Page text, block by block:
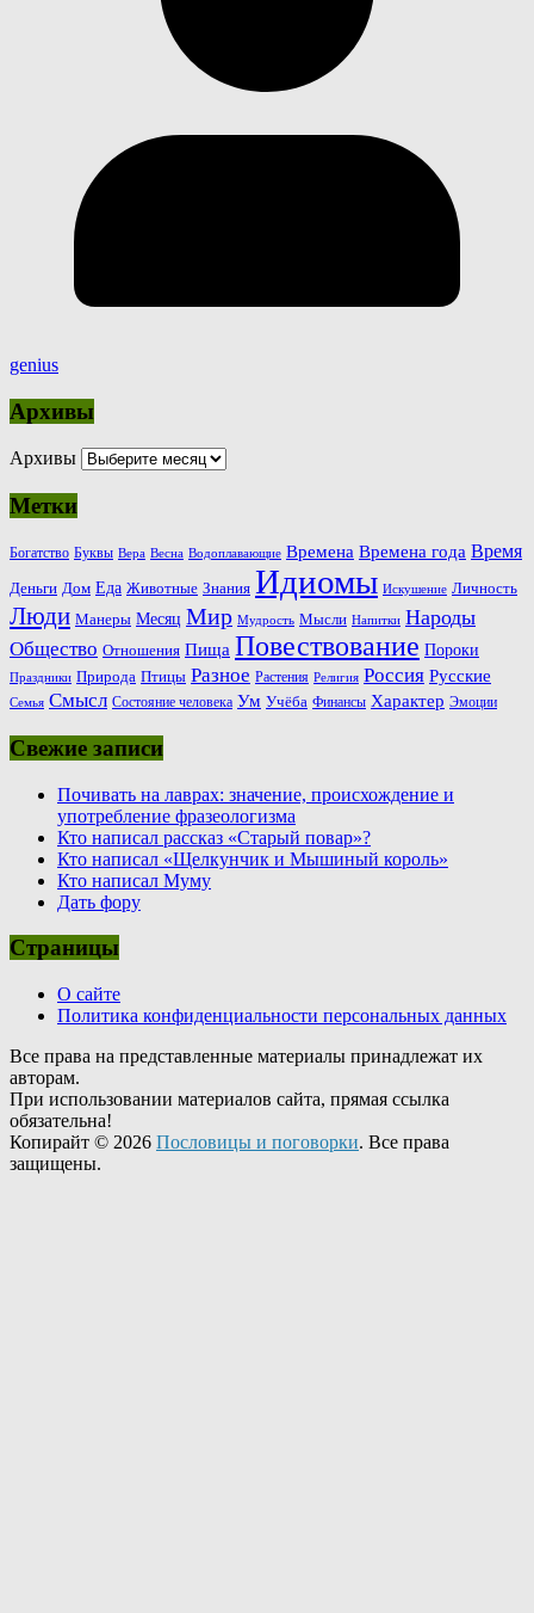
genius
Архивы
Архивы
Метки
Богатство Буквы Вера Весна Водоплавающие Времена Времена года Время
Деньги Дом Еда Животные Знания Идиомы Искушение Личность
Люди Манеры Месяц Мир Мудрость Мысли Напитки Народы
Общество Отношения Пища Повествование Пороки
Праздники Природа Птицы Разное Растения Религия Россия Русские
Семья Смысл Состояние человека Ум Учёба Финансы Характер Эмоции
Свежие записи
Почивать на лаврах: значение, происхождение и
употребление фразеологизма
Кто написал рассказ «Старый повар»?
Кто написал «Щелкунчик и Мышиный король»
Кто написал Муму
Дать фору
Страницы
О сайте
Политика конфиденциальности персональных данных
Все права на представленные материалы принадлежат их
авторам.
При использовании материалов сайта, прямая ссылка
обязательна!
Копирайт © 2026 Пословицы и поговорки. Все права
защищены.